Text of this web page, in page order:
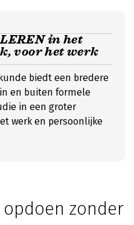
in het
voor het werk
biedt een bredere
en buiten formele
in een groter
werk en persoonlijke
zonder